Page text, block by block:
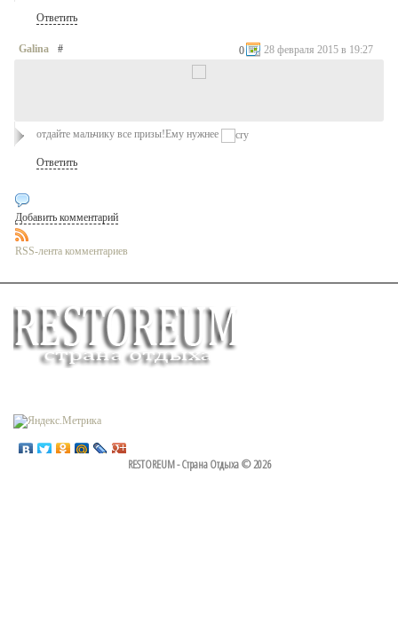
Ответить
Galina # 28 февраля 2015 в 19:27
0
отдайте мальчику все призы!Ему нужнее
Ответить
Добавить комментарий
RSS-лента комментариев
RESTOREUM - Страна Отдыха © 2026